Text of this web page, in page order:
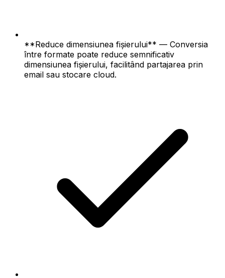
**Reduce dimensiunea fișierului** — Conversia
între formate poate reduce semnificativ
dimensiunea fișierului, facilitând partajarea prin
email sau stocare cloud.